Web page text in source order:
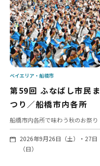
第59回 ふなばし市民ま
つり／船橋市内各所
船橋市内各所で味わう秋のお祭り
2026年9月26日（土）・27日
（日）
ベイエリア 船橋市